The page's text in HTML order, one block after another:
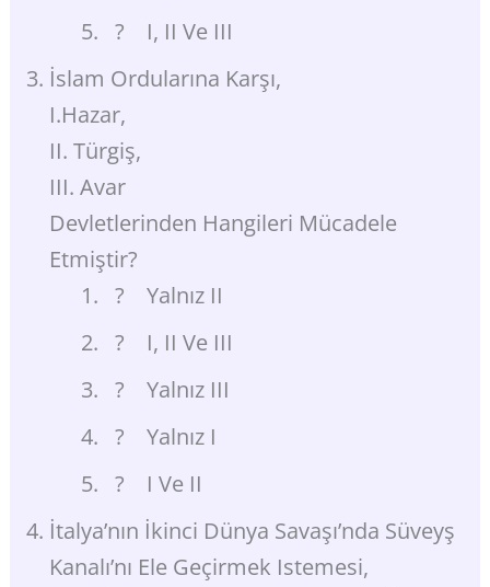
? I, II Ve III
İslam Ordularına Karşı,
I.Hazar,
II. Türgiş,
III. Avar
Devletlerinden Hangileri Mücadele
Etmiştir?
? Yalnız II
? I, II Ve III
? Yalnız III
? Yalnız I
? I Ve II
İtalya’nın İkinci Dünya Savaşı’nda Süveyş
Kanalı’nı Ele Geçirmek Istemesi,